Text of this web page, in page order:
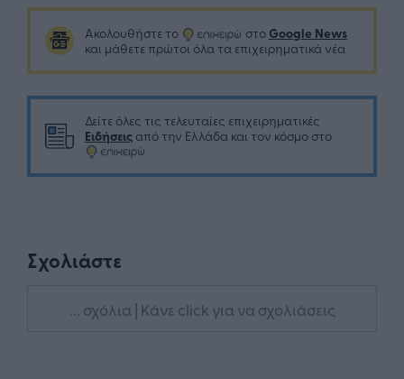
Ακολουθήστε το στο Google News
και μάθετε πρώτοι όλα τα επιχειρηματικά νέα
Δείτε όλες τις τελευταίες επιχειρηματικές
Ειδήσεις από την Ελλάδα και τον κόσμο στο
Σχολιάστε
... σχόλια | Κάνε click για να σχολιάσεις